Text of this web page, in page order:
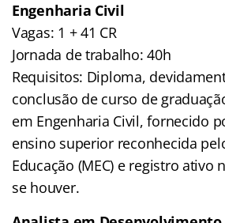
Engenharia Civil
Vagas: 1 + 41 CR
Jornada de trabalho: 40h
Requisitos: Diploma,
conclusão de curso de
em Engenharia Civil, fornecido
ensino superior reconhecida
Educação (MEC) e registro ativo
se houver.